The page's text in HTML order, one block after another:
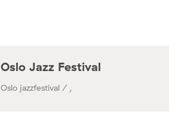
Oslo Jazz Festival
Oslo jazzfestival / ,